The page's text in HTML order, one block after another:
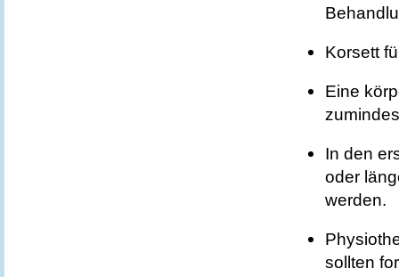
Korsett
Eine
In den
oder
werden.
sollten